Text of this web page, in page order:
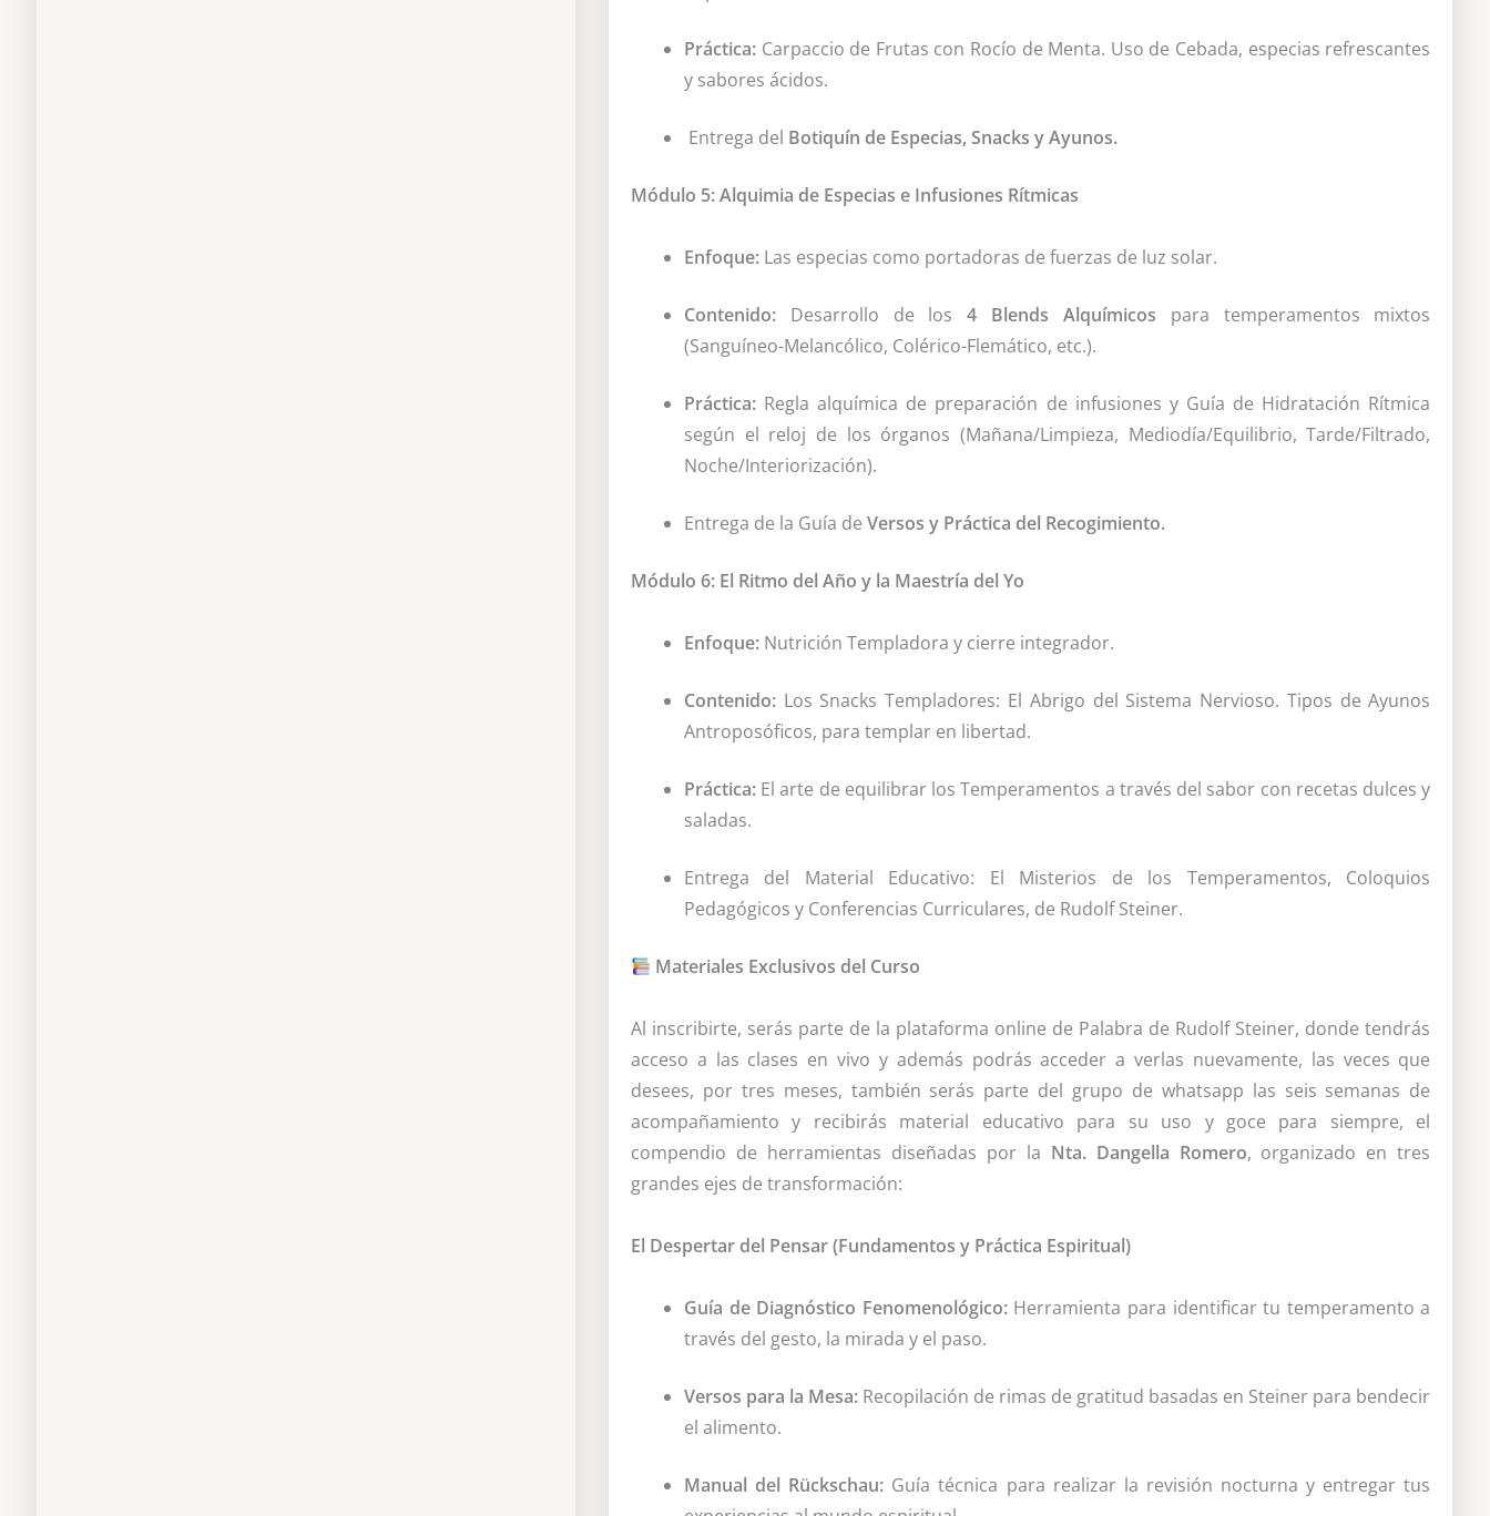
Práctica:Carpaccio de Frutas con Rocío de Menta. Uso de Cebada, especias refrescantes
y sabores ácidos.
Entrega del Botiquín de Especias, Snacks y Ayunos.
Módulo 5: Alquimia de Especias e Infusiones Rítmicas
Enfoque:Las especias como portadoras de fuerzas de luz solar.
Contenido:Desarrollo de los4 Blends Alquímicos para temperamentos mixtos
(Sanguíneo-Melancólico, Colérico-Flemático, etc.).
Práctica:Regla alquímica de preparación de infusiones y Guía de Hidratación Rítmica
según el reloj de los órganos (Mañana/Limpieza, Mediodía/Equilibrio, Tarde/Filtrado,
Noche/Interiorización).
Entrega de la Guía de Versos y Práctica del Recogimiento.
Módulo 6: El Ritmo del Año y la Maestría del Yo
Enfoque:Nutrición Templadora y cierre integrador.
Contenido:Los Snacks Templadores: El Abrigo del Sistema Nervioso. Tipos de Ayunos
Antroposóficos, para templar en libertad.
Práctica:El arte de equilibrar los Temperamentos a través del sabor con recetas dulces y
saladas.
Entrega del Material Educativo: El Misterios de los Temperamentos, Coloquios
Pedagógicos y Conferencias Curriculares, de Rudolf Steiner.
Materiales Exclusivos del Curso
Al inscribirte, serás parte de la plataforma online de Palabra de Rudolf Steiner, donde tendrás
acceso a las clases en vivo y además podrás acceder a verlas nuevamente, las veces que
desees, por tres meses, también serás parte del grupo de whatsapp las seis semanas de
acompañamiento y recibirás material educativo para su uso y goce para siempre, el
compendio de herramientas diseñadas por la Nta. Dangella Romero, organizado en tres
grandes ejes de transformación:
El Despertar del Pensar (Fundamentos y Práctica Espiritual)
Guía de Diagnóstico Fenomenológico:Herramienta para identificar tu temperamento a
través del gesto, la mirada y el paso.
Versos para la Mesa: Recopilación de rimas de gratitud basadas en Steiner para bendecir
el alimento.
Manual del Rückschau: Guía técnica para realizar la revisión nocturna y entregar tus